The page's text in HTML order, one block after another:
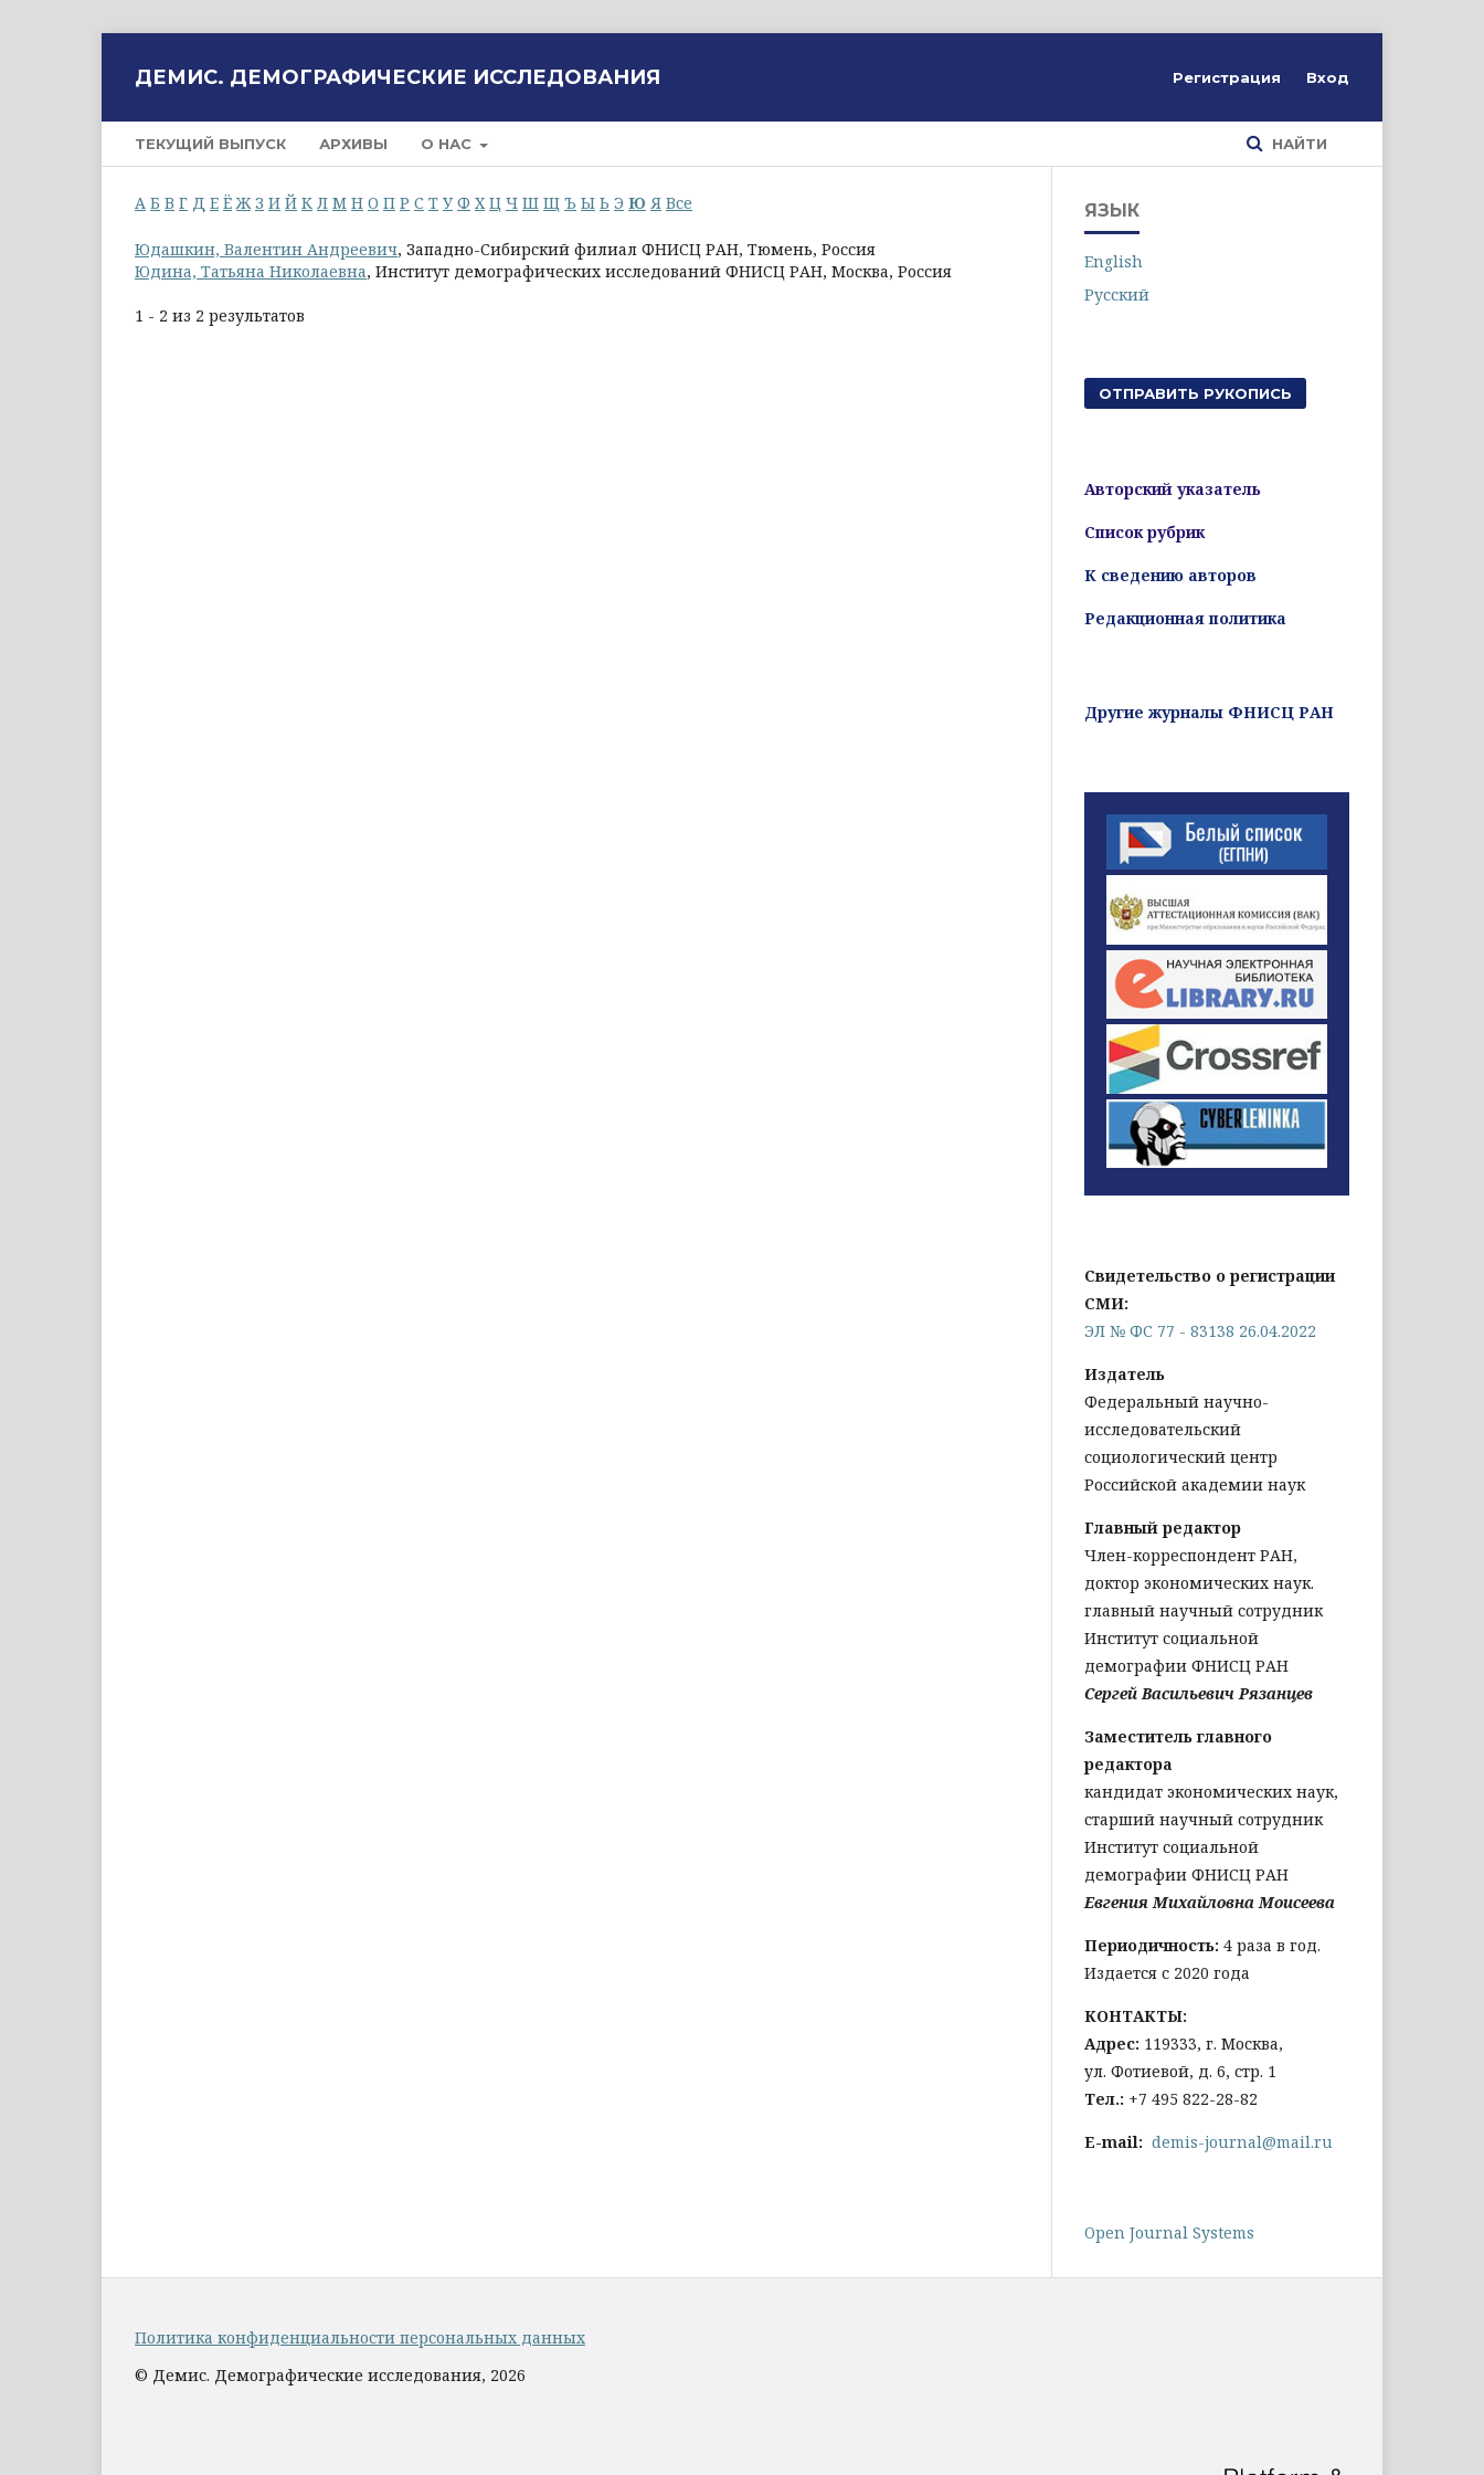
ДЕМИС. ДЕМОГРАФИЧЕСКИЕ ИССЛЕДОВАНИЯ
ТЕКУЩИЙ ВЫПУСК АРХИВЫ О НАС НАЙТИ
Регистрация Вход
А Б В Г Д Е Ё Ж З И Й К Л М Н О П Р С Т У Ф Х Ц Ч Ш Щ Ъ Ы Ь Э Ю Я Все
Юдашкин, Валентин Андреевич, Западно-Сибирский филиал ФНИСЦ РАН, Тюмень, Россия
Юдина, Татьяна Николаевна, Институт демографических исследований ФНИСЦ РАН, Москва, Россия
1 - 2 из 2 результатов
ЯЗЫК
English
Русский
ОТПРАВИТЬ РУКОПИСЬ
Авторский указатель
Список рубрик
К сведению авторов
Редакционная политика
Другие журналы ФНИСЦ РАН
Свидетельство о регистрации
СМИ:
ЭЛ № ФС 77 - 83138 26.04.2022
Издатель
Федеральный научно-
исследовательский
социологический центр
Российской академии наук
Главный редактор
Член-корреспондент РАН,
доктор экономических наук.
главный научный сотрудник
Институт социальной
демографии ФНИСЦ РАН
Сергей Васильевич Рязанцев
Заместитель главного
редактора
кандидат экономических наук,
старший научный сотрудник
Институт социальной
демографии ФНИСЦ РАН
Евгения Михайловна Моисеева
Периодичность: 4 раза в год.
Издается с 2020 года
КОНТАКТЫ:
Адрес: 119333, г. Москва,
ул. Фотиевой, д. 6, стр. 1
Тел.: +7 495 822-28-82
E-mail: demis-journal@mail.ru
Open Journal Systems
Политика конфиденциальности персональных данных
© Демис. Демографические исследования, 2026